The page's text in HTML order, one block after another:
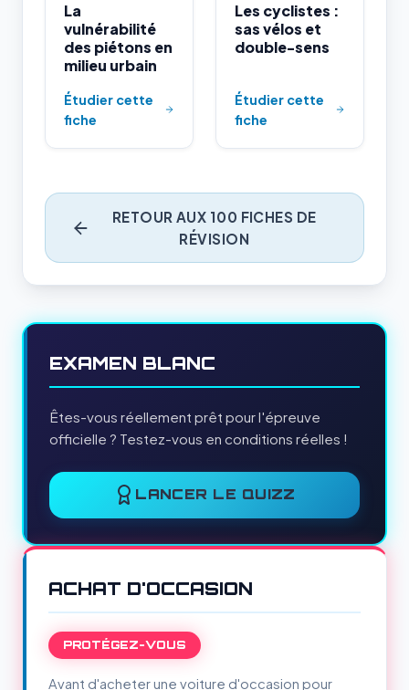
La
vulnérabilité
des piétons en
milieu urbain
Étudier cette
fiche
Les cyclistes :
sas vélos et
double-sens
Étudier cette
fiche
RETOUR AUX 100 FICHES DE
RÉVISION
EXAMEN BLANC
Êtes-vous réellement prêt pour l'épreuve
officielle ? Testez-vous en conditions réelles !
LANCER LE QUIZZ
ACHAT D'OCCASION
PROTÉGEZ-VOUS
Avant d'acheter une voiture d'occasion pour